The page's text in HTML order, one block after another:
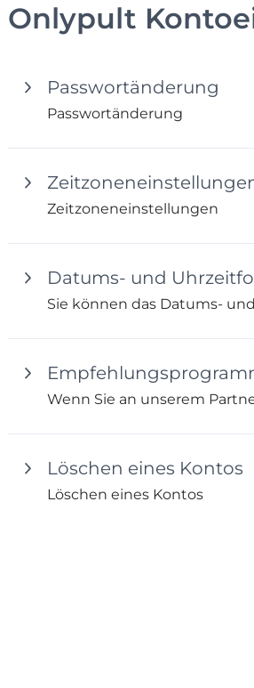
Onlypult
Passwortänderung
Passwortänderung
Zeitzoneneinstellungen
Datums- und
Sie können das Datums-
Löschen eines Kontos
Löschen eines Kontos